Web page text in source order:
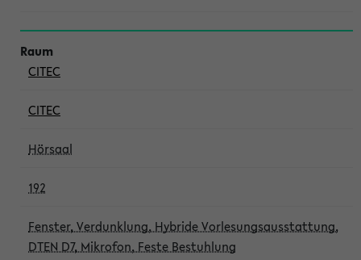
CITEC
CITEC
Hörsaal
192
Fenster, Verdunklung, Hybride Vorlesungsausstattung,
DTEN D7, Mikrofon, Feste Bestuhlung